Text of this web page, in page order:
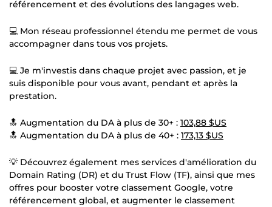
référencement et des évolutions des langages web.
💻 Mon réseau professionnel étendu me permet de vous
accompagner dans tous vos projets.
💻 Je m'investis dans chaque projet avec passion, et je
suis disponible pour vous avant, pendant et après la
prestation.
🔝 Augmentation du DA à plus de 30+ : 103,88 $US
🔝 Augmentation du DA à plus de 40+ : 173,13 $US
💡 Découvrez également mes services d'amélioration du
Domain Rating (DR) et du Trust Flow (TF), ainsi que mes
offres pour booster votre classement Google, votre
référencement global, et augmenter le classement